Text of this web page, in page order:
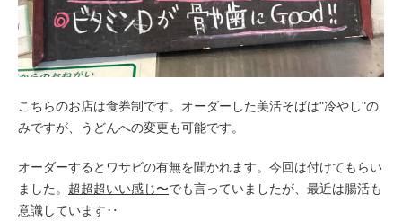
こちらのお店は食券制です。オーダーした美活そばは"冷やし"の
みですが、うどんへの変更も可能です。
オーダーするとワサビの有無を聞かれます。今回は付けてもらい
ました。 超超超いい感じ〜でも言っていましたが、最近は腸活も
意識しています‥